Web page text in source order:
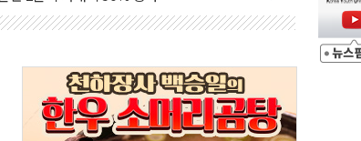
켓' 첫선…포켓몬 협업
25만대…수출 202% 급증
그랜드 조선 제주, 강임윤 개인전 개최
롱 Plus 캠프 진행